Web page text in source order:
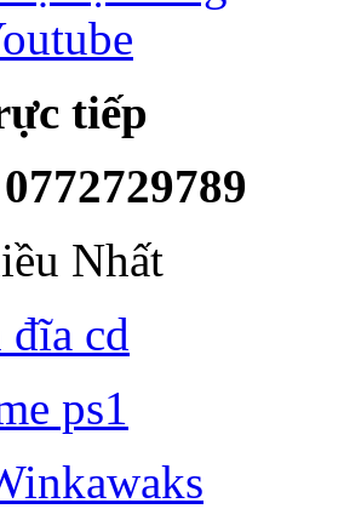
tiếp
0772729789
Nhất
đĩa cd
ps1